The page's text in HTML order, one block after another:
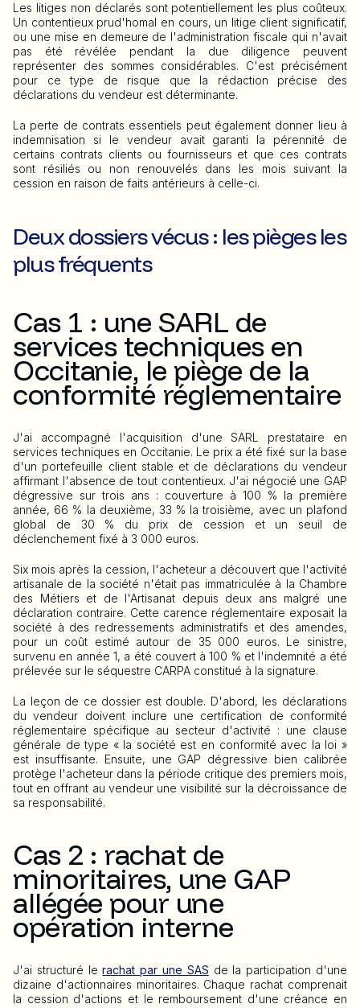
Les litiges non déclarés sont potentiellement les plus coûteux.
Un contentieux prud'homal en cours, un litige client significatif,
ou une mise en demeure de l'administration fiscale qui n'avait
pas été révélée pendant la due diligence peuvent
représenter des sommes considérables. C'est précisément
pour ce type de risque que la rédaction précise des
déclarations du vendeur est déterminante.
La perte de contrats essentiels peut également donner lieu à
indemnisation si le vendeur avait garanti la pérennité de
certains contrats clients ou fournisseurs et que ces contrats
sont résiliés ou non renouvelés dans les mois suivant la
cession en raison de faits antérieurs à celle-ci.
Deux dossiers vécus : les pièges les
plus fréquents
Cas 1 : une SARL de
services techniques en
Occitanie, le piège de la
conformité réglementaire
J'ai accompagné l'acquisition d'une SARL prestataire en
services techniques en Occitanie. Le prix a été fixé sur la base
d'un portefeuille client stable et de déclarations du vendeur
affirmant l'absence de tout contentieux. J'ai négocié une GAP
dégressive sur trois ans : couverture à 100 % la première
année, 66 % la deuxième, 33 % la troisième, avec un plafond
global de 30 % du prix de cession et un seuil de
déclenchement fixé à 3 000 euros.
Six mois après la cession, l'acheteur a découvert que l'activité
artisanale de la société n'était pas immatriculée à la Chambre
des Métiers et de l'Artisanat depuis deux ans malgré une
déclaration contraire. Cette carence réglementaire exposait la
société à des redressements administratifs et des amendes,
pour un coût estimé autour de 35 000 euros. Le sinistre,
survenu en année 1, a été couvert à 100 % et l'indemnité a été
prélevée sur le séquestre CARPA constitué à la signature.
La leçon de ce dossier est double. D'abord, les déclarations
du vendeur doivent inclure une certification de conformité
réglementaire spécifique au secteur d'activité : une clause
générale de type « la société est en conformité avec la loi »
est insuffisante. Ensuite, une GAP dégressive bien calibrée
protège l'acheteur dans la période critique des premiers mois,
tout en offrant au vendeur une visibilité sur la décroissance de
sa responsabilité.
Cas 2 : rachat de
minoritaires, une GAP
allégée pour une
opération interne
J'ai structuré lerachat par une SAS de la participation d'une
dizaine d'actionnaires minoritaires. Chaque rachat comprenait
la cession d'actions et le remboursement d'une créance en